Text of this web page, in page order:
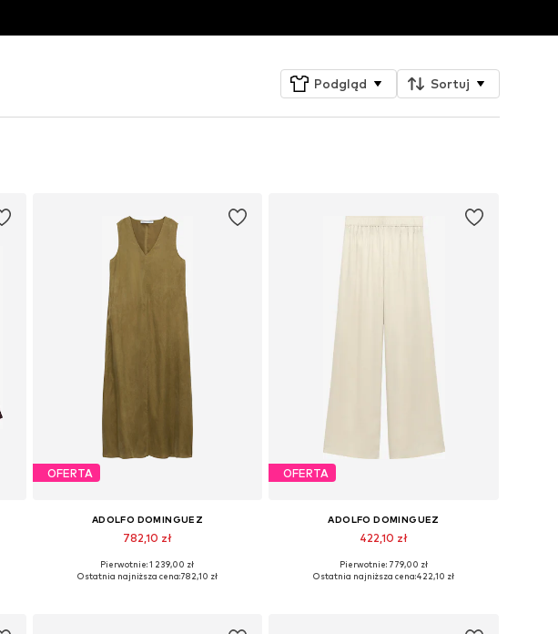
Podgląd Sortuj
OFERTA
ADOLFO DOMINGUEZ
782,10 zł
Dostępne rozmiary: 34, 36, 38, 40, 44
Pierwotnie: 1 239,00 zł
Ostatnia najniższa cena:782,10 zł
OFERTA
ADOLFO DOMINGUEZ
422,10 zł
Dostępne rozmiary: S, M, L, XL
Pierwotnie: 779,00 zł
Ostatnia najniższa cena:422,10 zł